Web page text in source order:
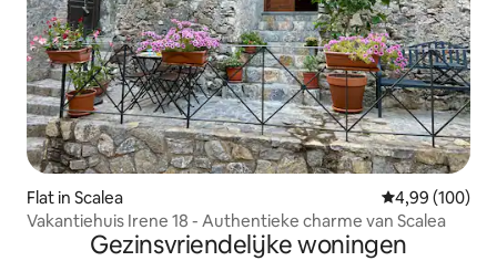
Flat in Scalea Gemiddelde
4,99 (100)
Vakantiehuis Irene 18 - Authentieke charme van Scalea
Gezinsvriendelijke woningen